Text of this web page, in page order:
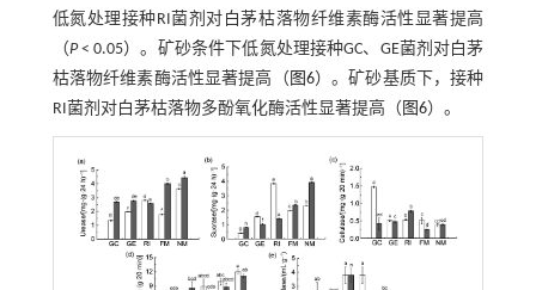
低氮处理接种RI菌剂对白茅枯落物纤维素酶活性显著提高
（P< 0.05）。矿砂条件下低氮处理接种GC、GE菌剂对白茅
枯落物纤维素酶活性显著提高（ 图6）。矿砂基质下，接种
RI菌剂对白茅枯落物多酚氧化酶活性显著提高（ 图6）。